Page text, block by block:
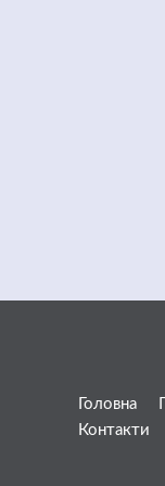
Головна
Контакти